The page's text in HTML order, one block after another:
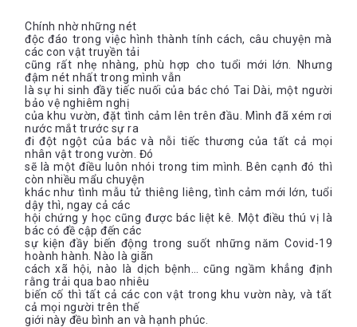
Chính nhờ những nét
độc đáo trong việc hình thành tính cách, câu chuyện mà
các con vật truyền tải
cũng rất nhẹ nhàng, phù hợp cho tuổi mới lớn. Nhưng
đậm nét nhất trong mình vẫn
là sự hi sinh đầy tiếc nuối của bác chó Tai Dài, một người
bảo vệ nghiêm nghị
của khu vườn, đặt tình cảm lên trên đầu. Mình đã xém rơi
nước mắt trước sự ra
đi đột ngột của bác và nỗi tiếc thương của tất cả mọi
nhân vật trong vườn. Đó
sẽ là một điều luôn nhói trong tim mình. Bên cạnh đó thì
còn nhiều mẩu chuyện
khác như tình mẫu tử thiêng liêng, tình cảm mới lớn, tuổi
dậy thì, ngay cả các
hội chứng y học cũng được bác liệt kê. Một điều thú vị là
bác có đề cập đến các
sự kiện đầy biến động trong suốt những năm Covid-19
hoành hành. Nào là giãn
cách xã hội, nào là dịch bệnh… cũng ngầm khẳng định
rằng trải qua bao nhiêu
biến cố thì tất cả các con vật trong khu vườn này, và tất
cả mọi người trên thế
giới này đều bình an và hạnh phúc.